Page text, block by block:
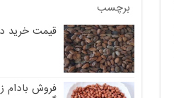
برچسب
قیمت خرید
فروش بادام